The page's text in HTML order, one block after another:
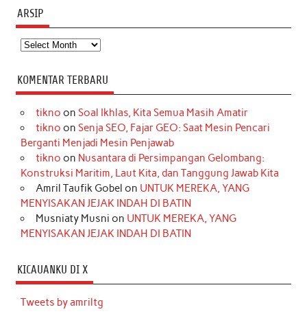
ARSIP
Arsip
KOMENTAR TERBARU
tikno on Soal Ikhlas, Kita Semua Masih Amatir
tikno on Senja SEO, Fajar GEO: Saat Mesin Pencari
Berganti Menjadi Mesin Penjawab
tikno on Nusantara di Persimpangan Gelombang:
Konstruksi Maritim, Laut Kita, dan Tanggung Jawab Kita
Amril Taufik Gobel on UNTUK MEREKA, YANG
MENYISAKAN JEJAK INDAH DI BATIN
Musniaty Musni on UNTUK MEREKA, YANG
MENYISAKAN JEJAK INDAH DI BATIN
KICAUANKU DI X
Tweets by amriltg